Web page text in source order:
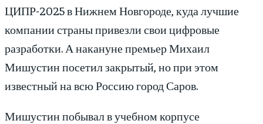
ЦИПР-2025 в Нижнем Новгороде, куда лучшие
компании страны привезли свои цифровые
разработки. А накануне премьер Михаил
Мишустин посетил закрытый, но при этом
известный на всю Россию город Саров.
Мишустин побывал в учебном корпусе